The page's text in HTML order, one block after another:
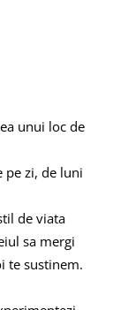
unui loc de
pe zi, de luni
de viata
sa mergi
te sustinem.